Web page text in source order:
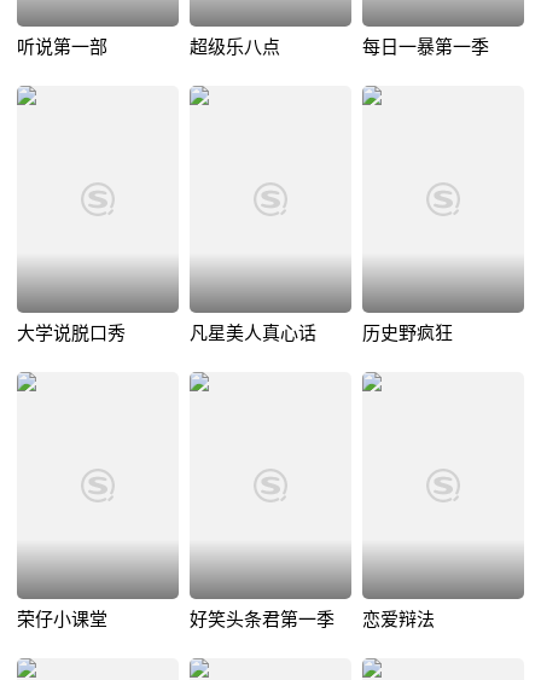
听说第一部 超级乐八点 每日一暴第一季
大学说脱口秀 凡星美人真心话 历史野疯狂
荣仔小课堂 好笑头条君第一季 恋爱辩法